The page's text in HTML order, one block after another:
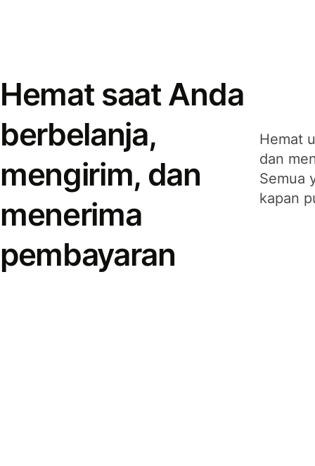
Hemat saat Anda
berbelanja,
mengirim, dan
menerima
pembayaran
Hemat
dan
Semua
kapan